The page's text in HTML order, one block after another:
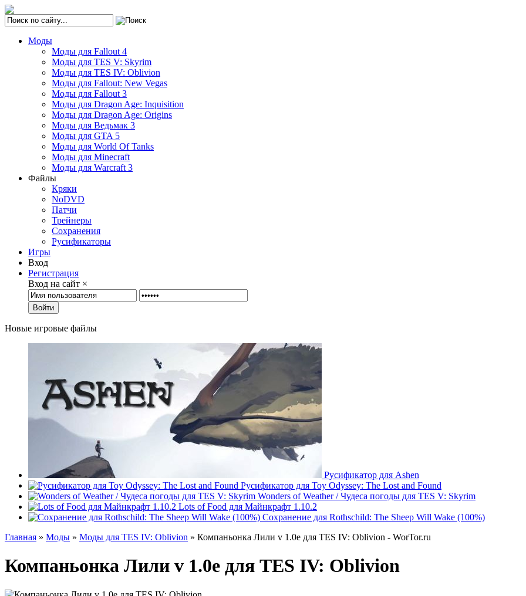
Моды
Моды для Fallout 4
Моды для TES V: Skyrim
Моды для TES IV: Oblivion
Моды для Fallout: New Vegas
Моды для Fallout 3
Моды для Dragon Age: Inquisition
Моды для Dragon Age: Origins
Моды для Ведьмак 3
Моды для GTA 5
Моды для World Of Tanks
Моды для Minecraft
Моды для Warcraft 3
Файлы
Кряки
NoDVD
Патчи
Трейнеры
Сохранения
Русификаторы
Игры
Вход
Регистрация
Вход на сайт ×
Войти
Новые игровые файлы
Русификатор для Ashen
Русификатор для Toy Odyssey: The Lost and Found
Wonders of Weather / Чудеса погоды для TES V: Skyrim
Lots of Food для Майнкрафт 1.10.2
Сохранение для Rothschild: The Sheep Will Wake (100%)
Главная » Моды » Моды для TES IV: Oblivion » Компаньонка Лили v 1.0e для TES IV: Oblivion - WorTor.ru
Компаньонка Лили v 1.0e для TES IV: Oblivion